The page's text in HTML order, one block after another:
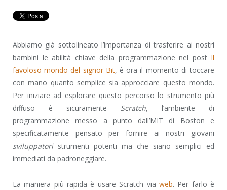
Abbiamo già sottolineato l’importanza di trasferire ai nostri
bambini le abilità chiave della programmazione nel post Il
favoloso mondo del signor Bit, è ora il momento di toccare
con mano quanto semplice sia approcciare questo mondo.
Per iniziare ad esplorare questo percorso lo strumento più
diffuso è sicuramente Scratch, l’ambiente di
programmazione messo a punto dall’MIT di Boston e
specificatamente pensato per fornire ai nostri giovani
sviluppatoristrumenti potenti ma che siano semplici ed
immediati da padroneggiare.
La maniera più rapida è usare Scratch via web. Per farlo è